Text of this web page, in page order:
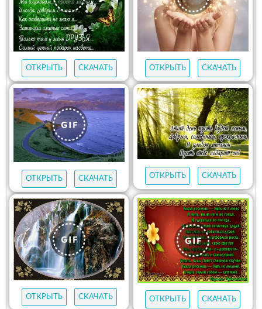
ОТКРЫТЬ СКАЧАТЬ ОТКРЫТЬ СКАЧАТЬ
ОТКРЫТЬ СКАЧАТЬ ОТКРЫТЬ СКАЧАТЬ
ОТКРЫТЬ СКАЧАТЬ ОТКРЫТЬ СКАЧАТЬ